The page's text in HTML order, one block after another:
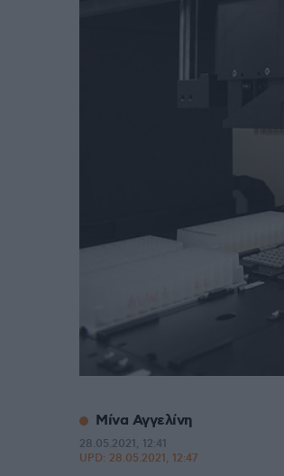
Μίνα Αγγελίνη
28.05.2021, 12:41
UPD: 28.05.2021, 12:47